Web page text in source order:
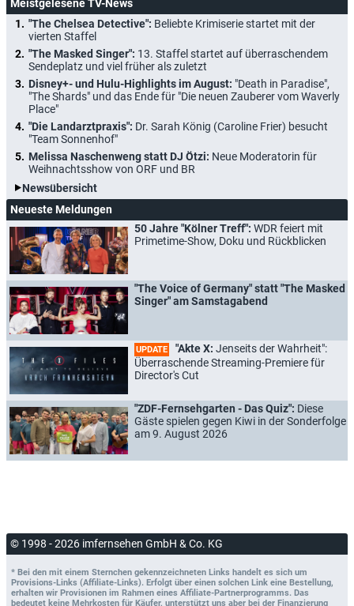
Meistgelesene TV-News
"The Chelsea Detective": Beliebte Krimiserie startet mit der
vierten Staffel
"The Masked Singer": 13. Staffel startet auf überraschendem
Sendeplatz und viel früher als zuletzt
Disney+- und Hulu-Highlights im August: "Death in Paradise",
"The Shards" und das Ende für "Die neuen Zauberer vom Waverly
Place"
"Die Landarztpraxis": Dr. Sarah König (Caroline Frier) besucht
"Team Sonnenhof"
Melissa Naschenweng statt DJ Ötzi: Neue Moderatorin für
Weihnachtsshow von ORF und BR
Newsübersicht
Neueste Meldungen
50 Jahre "Kölner Treff": WDR feiert mit
Primetime-Show, Doku und Rückblicken
"The Voice of Germany" statt "The Masked
Singer" am Samstagabend
UPDATE "Akte X: Jenseits der Wahrheit":
Überraschende Streaming-Premiere für
Director's Cut
"ZDF-Fernsehgarten - Das Quiz": Diese
Gäste spielen gegen Kiwi in der Sonderfolge
am 9. August 2026
© 1998 - 2026 imfernsehen GmbH & Co. KG
* Bei den mit einem Sternchen gekennzeichneten Links handelt es sich um
Provisions-Links (Affiliate-Links). Erfolgt über einen solchen Link eine Bestellung,
erhalten wir Provisionen im Rahmen eines Affiliate-Partnerprogramms. Das
bedeutet keine Mehrkosten für Käufer, unterstützt uns aber bei der Finanzierung